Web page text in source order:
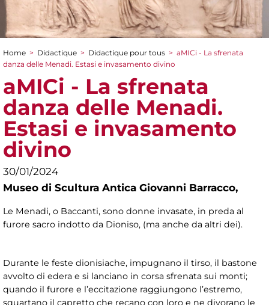
You are here
Home > Didactique > Didactique pour tous > aMICi - La sfrenata
danza delle Menadi. Estasi e invasamento divino
aMICi - La sfrenata
danza delle Menadi.
Estasi e invasamento
divino
30/01/2024
Museo di Scultura Antica Giovanni Barracco,
Le Menadi, o Baccanti, sono donne invasate, in preda al
furore sacro indotto da Dioniso, (ma anche da altri dei).
Durante le feste dionisiache, impugnano il tirso, il bastone
avvolto di edera e si lanciano in corsa sfrenata sui monti;
quando il furore e l’eccitazione raggiungono l’estremo,
squartano il capretto che recano con loro e ne divorano le